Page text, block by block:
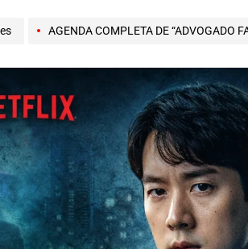
AGENDA COMPLETA DE “ADVOGADO FANTASMA”: NOVO K-DRAMA